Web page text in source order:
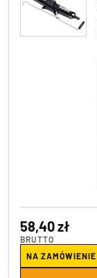
58,40 zł
BRUTTO
NA ZAMÓWIENIE